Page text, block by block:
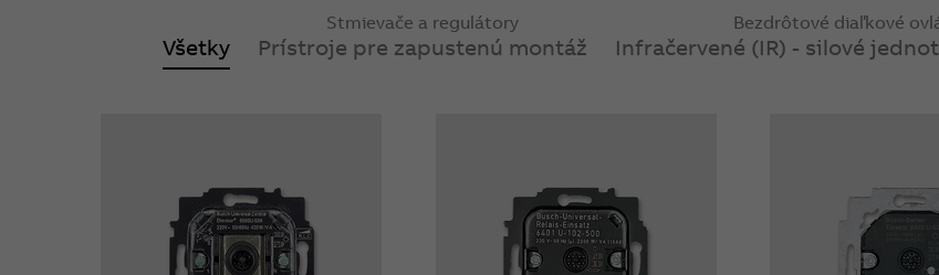
Všetky
Stmievače a regulátory
Prístroje pre zapustenú montáž
Bezdrôtové diaľkové
Infračervené (IR) - silové